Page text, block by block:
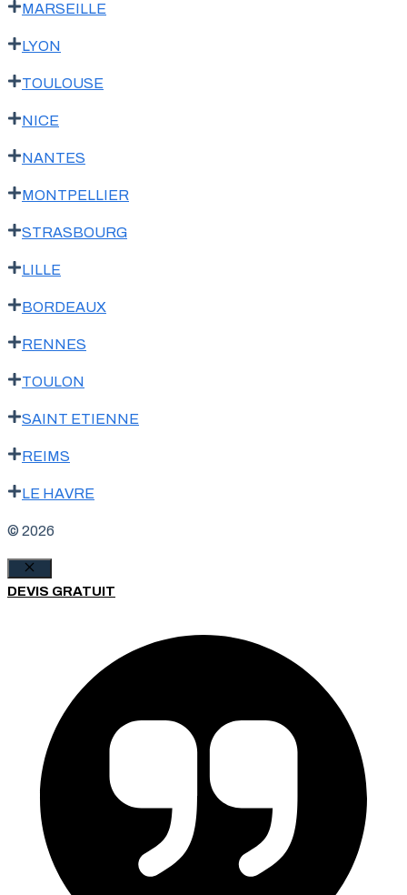
MARSEILLE
LYON
TOULOUSE
NICE
NANTES
MONTPELLIER
STRASBOURG
LILLE
BORDEAUX
RENNES
TOULON
SAINT ETIENNE
REIMS
LE HAVRE
© 2026
Fermer
DEVIS GRATUIT